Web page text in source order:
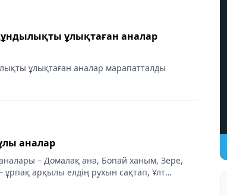
ұлықтаған аналар
ұлықтаған аналар марапатталды
аналар
– Домалақ ана, Бопай ханым, Зере,
арқылы елдің рухын сақтап, Ұлт